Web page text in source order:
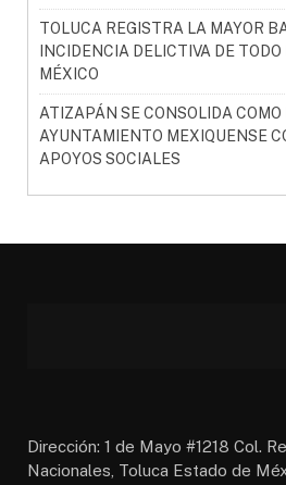
TOLUCA REGISTRA LA MAYOR
INCIDENCIA DELICTIVA DE
MÉXICO
ATIZAPÁN SE CONSOLIDA COMO
AYUNTAMIENTO MEXIQUENSE
APOYOS SOCIALES
Dirección: 1 de Mayo #1218 Col.
Nacionales, Toluca Estado de